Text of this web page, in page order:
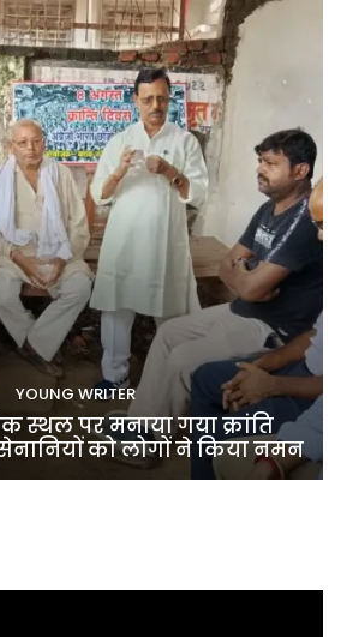
YOUNG WRITER
स्थल पर मनाया गया क्रांति
को लोगों ने किया नमन